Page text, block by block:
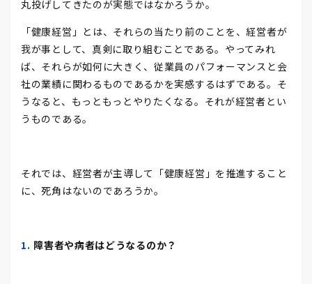
丸投げしてきたのが実態ではなかろうか。
「健康経営」とは、それらの当たり前のことを、経営者が
我が事として、真剣に取り組むことである。やってみれ
ば、それらが如何に大きく、従業員のパフォーマンスと会
社の業績に関わるものであるかを実感するはずである。そ
うなると、もっともっとやりたくなる。それが経営者とい
うものである。
それでは、経営者が主導して「健康経営」を推進すること
に、死角はないのであろうか。
障害者や病者はどうなるのか？